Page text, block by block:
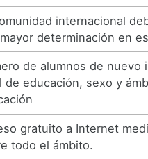
internacional
determinación en
de alumnos de nuevo
de educación, sexo y
gratuito a Internet
todo el ámbito.